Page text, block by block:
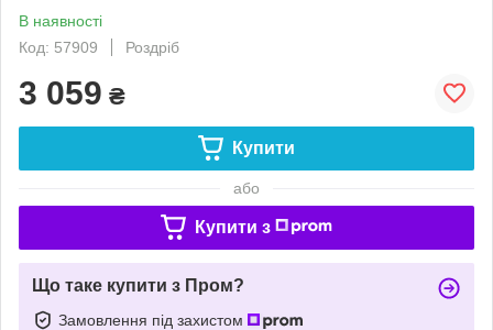
В наявності
Код: 57909
Роздріб
3 059 ₴
Купити
або
Купити з
Що таке купити з Пром?
Замовлення під захистом